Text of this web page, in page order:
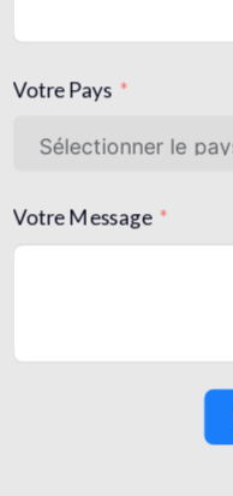
Votre Pays
Votre Message